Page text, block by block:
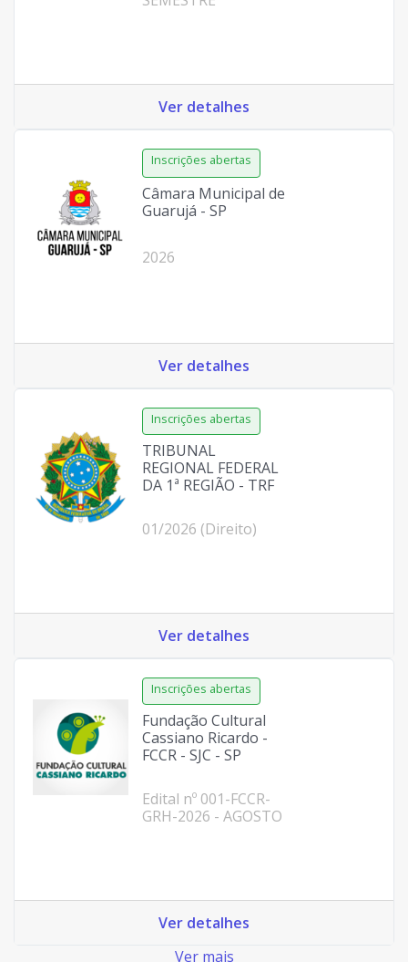
Ver detalhes
Câmara Municipal de
Guarujá - SP
2026
Ver detalhes
TRIBUNAL
REGIONAL FEDERAL
DA 1ª REGIÃO - TRF
01/2026 (Direito)
Ver detalhes
Fundação Cultural
Cassiano Ricardo -
FCCR - SJC - SP
Edital nº 001-FCCR-
GRH-2026 - AGOSTO
Ver detalhes
Ver mais